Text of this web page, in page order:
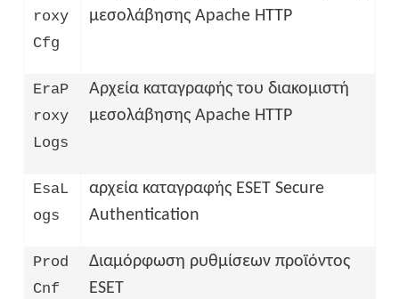
roxy
Cfg
μεσολάβησης Apache HTTP
EraP
roxy
Logs
Αρχεία καταγραφής του διακομιστή
μεσολάβησης Apache HTTP
EsaL
ogs
αρχεία καταγραφής ESET Secure
Authentication
Prod
Cnf
Διαμόρφωση ρυθμίσεων προϊόντος
ESET